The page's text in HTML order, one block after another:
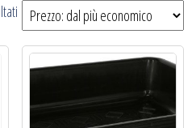
Prezzo:
dal
più
economico